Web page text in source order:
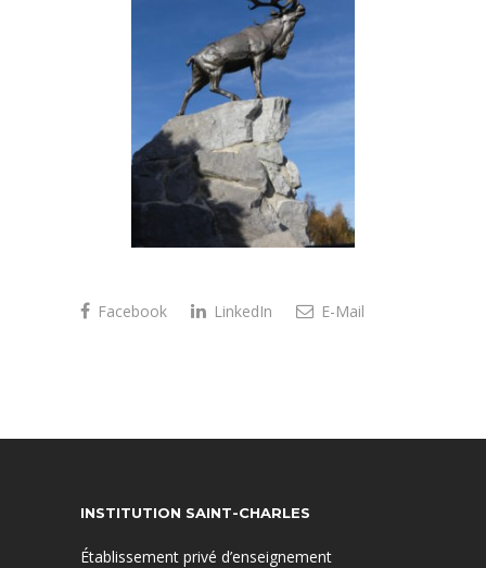
Facebook LinkedIn E-Mail
INSTITUTION SAINT-CHARLES
Établissement privé d’enseignement